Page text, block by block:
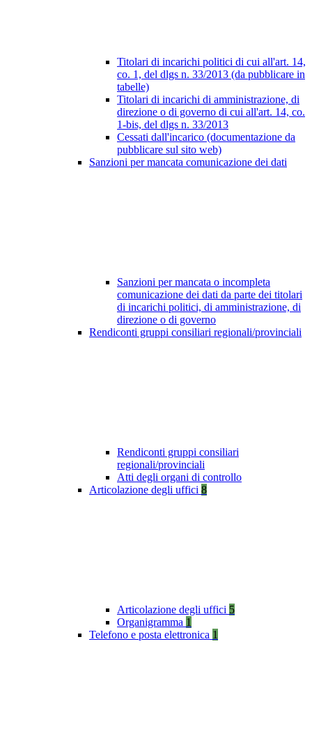
Titolari di incarichi politici di cui all'art. 14,
co. 1, del dlgs n. 33/2013 (da pubblicare in
tabelle)
Titolari di incarichi di amministrazione, di
direzione o di governo di cui all'art. 14, co.
1-bis, del dlgs n. 33/2013
Cessati dall'incarico (documentazione da
pubblicare sul sito web)
Sanzioni per mancata comunicazione dei dati
Sanzioni per mancata o incompleta
comunicazione dei dati da parte dei titolari
di incarichi politici, di amministrazione, di
direzione o di governo
Rendiconti gruppi consiliari regionali/provinciali
Rendiconti gruppi consiliari
regionali/provinciali
Atti degli organi di controllo
Articolazione degli uffici 8
Articolazione degli uffici 5
Organigramma 1
Telefono e posta elettronica 1